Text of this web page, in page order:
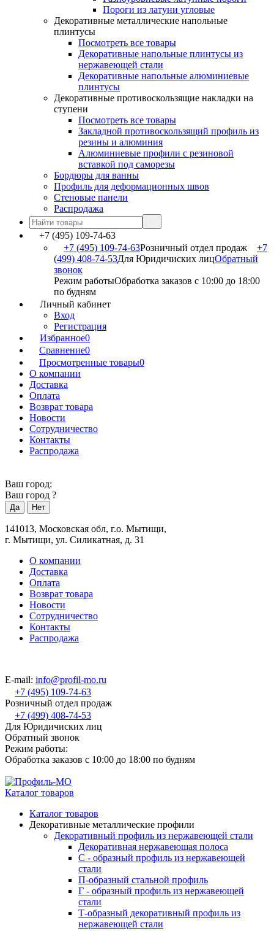
Пороги из латуни угловые
Декоративные металлические напольные
плинтусы
Посмотреть все товары
Декоративные напольные плинтусы из
нержавеющей стали
Декоративные напольные алюминиевые
плинтусы
Декоративные противоскользящие накладки на
ступени
Посмотреть все товары
Закладной противоскользящий профиль из
резины и алюминия
Алюминиевые профили с резиновой
вставкой под саморезы
Бордюры для ванны
Профиль для деформационных швов
Стеновые панели
Распродажа
+7 (495) 109-74-63
+7 (495) 109-74-63Розничный отдел продаж
+7
(499) 408-74-53Для Юридичиских лицОбратный
звонок
Режим работыОбработка заказов с 10:00 до 18:00
по будням
Личный кабинет
Вход
Регистрация
Избранное0
Сравнение0
Просмотренные товары0
О компании
Доставка
Оплата
Возврат товара
Новости
Сотрудничество
Контакты
Распродажа
Ваш город:
Ваш город ?
141013, Московская обл, г.о. Мытищи,
г. Мытищи, ул. Силикатная, д. 31
О компании
Доставка
Оплата
Возврат товара
Новости
Сотрудничество
Контакты
Распродажа
E-mail: info@profil-mo.ru
+7 (495) 109-74-63
Розничный отдел продаж
+7 (499) 408-74-53
Для Юридичиских лиц
Обратный звонок
Режим работы:
Обработка заказов с 10:00 до 18:00 по будням
Каталог товаров
Каталог товаров
Декоративные металлические профили
Декоративный профиль из нержавеющей стали
Декоративная нержавеющая полоса
С - образный профиль из нержавеющей
стали
П-образный стальной профиль
Г - образный профиль из нержавеющей
стали
Т-образный декоративный профиль из
нержавеющей стали